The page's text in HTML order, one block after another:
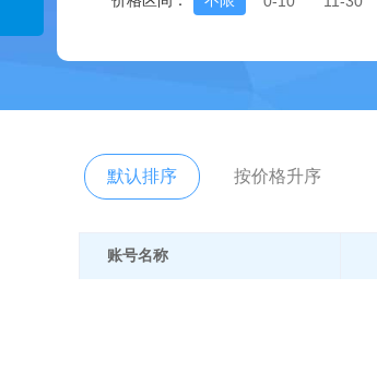
默认排序 按价格升序
账号名称